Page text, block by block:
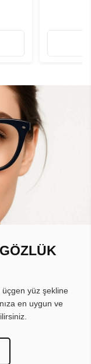
yüz şekline
en uygun ve